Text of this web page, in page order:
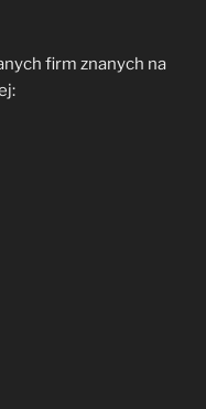
firm znanych na